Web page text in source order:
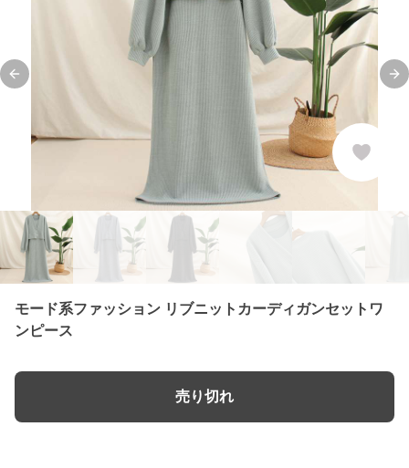
Previous slide
モード系ファッション リブニットカーディガンセットワ
ンピース
売り切れ